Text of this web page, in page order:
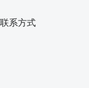
联系方式